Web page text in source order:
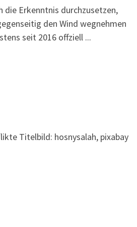
die Erkenntnis durchzusetzen,
den Wind wegnehmen
seit 2016 offziell ...
Titelbild: hosnysalah, pixabay